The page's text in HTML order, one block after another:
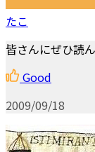
たこ
皆さんにぜひ読
Good
2009/09/18